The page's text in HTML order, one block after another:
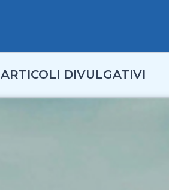
ARTICOLI DIVULGATIVI